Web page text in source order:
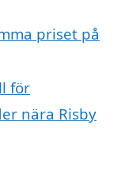
priset på
för
nära Risby